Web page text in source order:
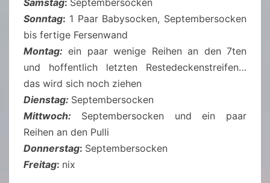
Sonntag: 1 Paar Babysocken, Septembersocken
bis fertige Fersenwand
Montag: ein paar wenige Reihen an den 7ten
und hoffentlich letzten Restedeckenstreifen…
das wird sich noch ziehen
Dienstag: Septembersocken
Mittwoch: Septembersocken und ein paar
Reihen an den Pulli
Donnerstag: Septembersocken
Freitag: nix